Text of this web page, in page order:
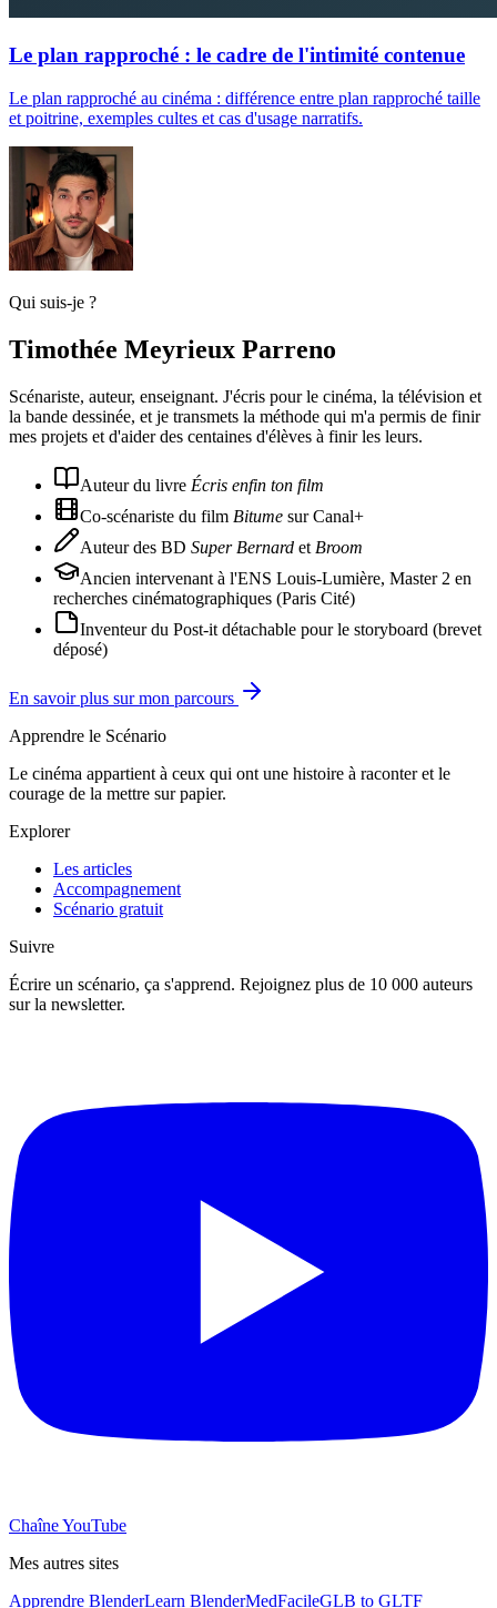
Le plan rapproché : le cadre de l'intimité contenue
Le plan rapproché au cinéma : différence entre plan rapproché taille
et poitrine, exemples cultes et cas d'usage narratifs.
Qui suis-je ?
Timothée Meyrieux Parreno
Scénariste, auteur, enseignant. J'écris pour le cinéma, la télévision et
la bande dessinée, et je transmets la méthode qui m'a permis de finir
mes projets et d'aider des centaines d'élèves à finir les leurs.
Auteur du livre Écris enfin ton film
Co-scénariste du film Bitume sur Canal+
Auteur des BD Super Bernard et Broom
Ancien intervenant à l'ENS Louis-Lumière, Master 2 en
recherches cinématographiques (Paris Cité)
Inventeur du Post-it détachable pour le storyboard (brevet
déposé)
En savoir plus sur mon parcours
Apprendre le Scénario
Le cinéma appartient à ceux qui ont une histoire à raconter et le
courage de la mettre sur papier.
Explorer
Les articles
Accompagnement
Scénario gratuit
Suivre
Écrire un scénario, ça s'apprend. Rejoignez plus de 10 000 auteurs
sur la newsletter.
Chaîne YouTube
Mes autres sites
Apprendre BlenderLearn BlenderMedFacileGLB to GLTF